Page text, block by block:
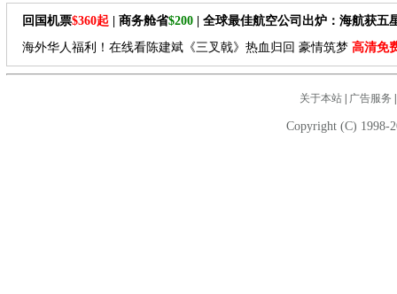
回国机票$360起 | 商务舱省$200 | 全球最佳航空公司出炉：海航获五
海外华人福利！在线看陈建斌《三叉戟》热血归回 豪情筑梦 高清免
关于本站| 广告服务
Copyright (C) 1998-